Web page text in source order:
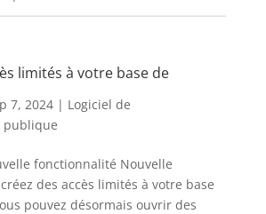
limités à votre base de
7, 2024| Logiciel de
publique
fonctionnalité Nouvelle
des accès limités à votre base
pouvez désormais ouvrir des